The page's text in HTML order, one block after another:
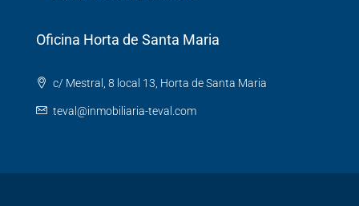
Oficina Horta de Santa Maria
c/ Mestral, 8 local 13, Horta de Santa Maria
teval@inmobiliaria-teval.com